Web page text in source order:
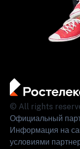
© All rights
Официальный
Информация на
условиями